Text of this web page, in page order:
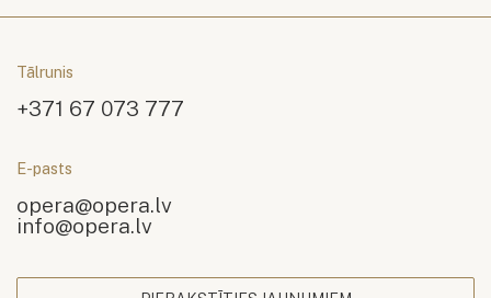
Tālrunis
+371 67 073 777
E-pasts
opera@opera.lv
info@opera.lv